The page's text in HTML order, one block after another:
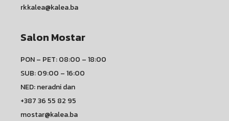
rkkalea@kalea.ba
Salon Mostar
PON – PET: 08:00 – 18:00
SUB: 09:00 – 16:00
NED: neradni dan
+387 36 55 82 95
mostar@kalea.ba